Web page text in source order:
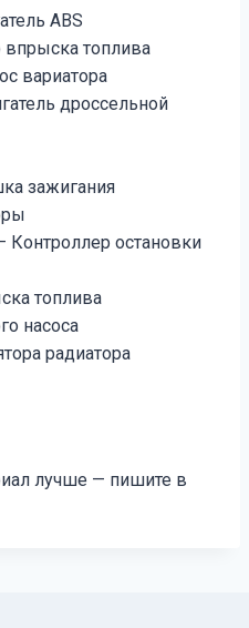
ABS
впрыска топлива
вариатора
дроссельной
зажигания
Контроллер остановки
топлива
насоса
радиатора
лучше — пишите в